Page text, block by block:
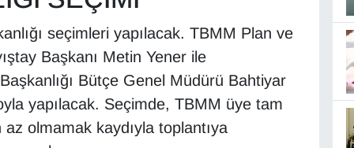
seçimleri yapılacak. TBMM Plan ve
Başkanı Metin Yener ile
Bütçe Genel Müdürü Bahtiyar
yapılacak. Seçimde, TBMM üye tam
az olmamak kaydıyla toplantıya